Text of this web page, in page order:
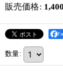
販売価格: 1,400
数量: